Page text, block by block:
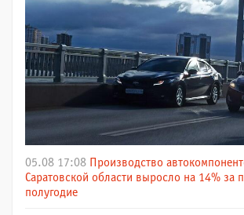
05.08 17:08 Производство
Саратовской области выросло на 14% за
полугодие